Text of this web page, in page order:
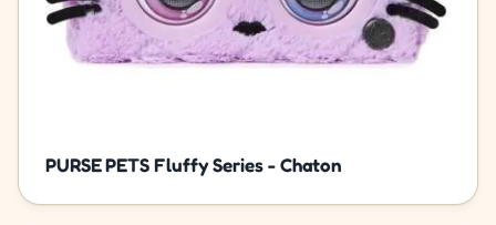
PURSE PETS Fluffy Series - Chaton